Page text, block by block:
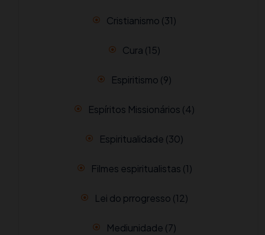
Cristianismo (31)
Cura (15)
Espiritismo (9)
Espíritos Missionários (4)
Espiritualidade (30)
Filmes espiritualistas (1)
Lei do prrogresso (12)
Mediunidade (7)